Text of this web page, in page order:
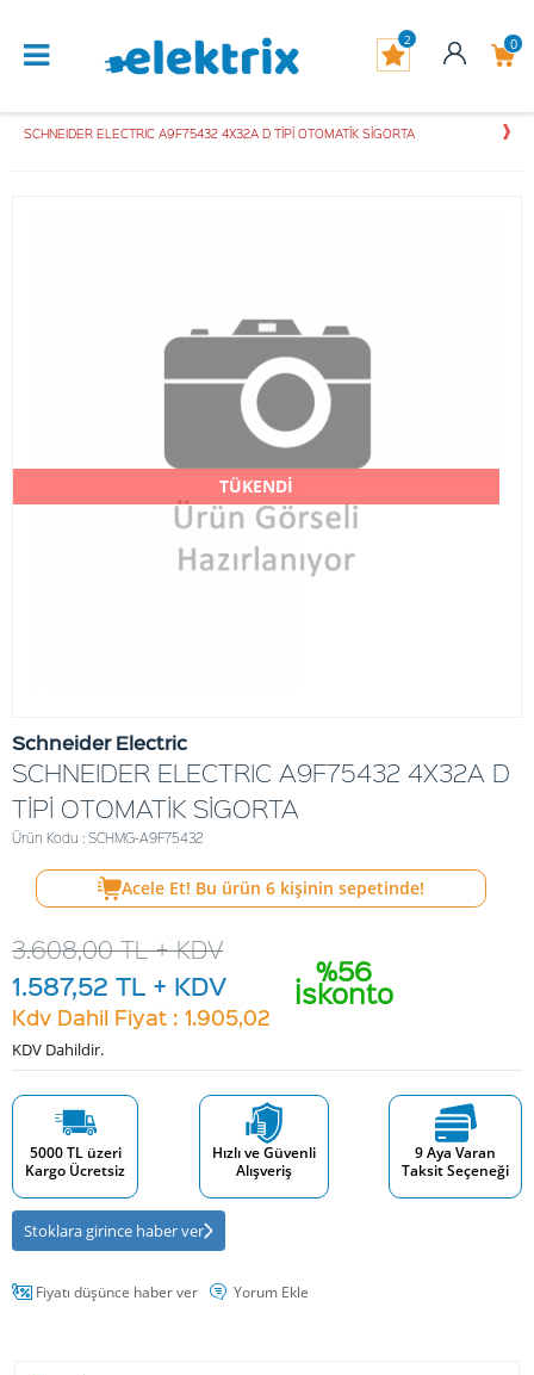
0
2
SCHNEIDER ELECTRIC A9F75432 4X32A D TİPİ OTOMATİK SİGORTA
TÜKENDİ
Schneider Electric
SCHNEIDER ELECTRIC A9F75432 4X32A D
TİPİ OTOMATİK SİGORTA
Ürün Kodu : SCHMG-A9F75432
Acele Et! Bu ürün 6 kişinin sepetinde!
%56
İskonto
3.608,00TL + KDV
1.587,52 TL + KDV
Kdv Dahil Fiyat : 1.905,02
KDV Dahildir.
5000 TL üzeri
Kargo Ücretsiz
Hızlı ve Güvenli
Alışveriş
9 Aya Varan
Taksit Seçeneği
Stoklara girince haber ver
Fiyatı düşünce haber ver Yorum Ekle